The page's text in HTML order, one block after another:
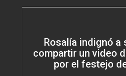
Rosalía indignó a
compartir un video
por el festejo